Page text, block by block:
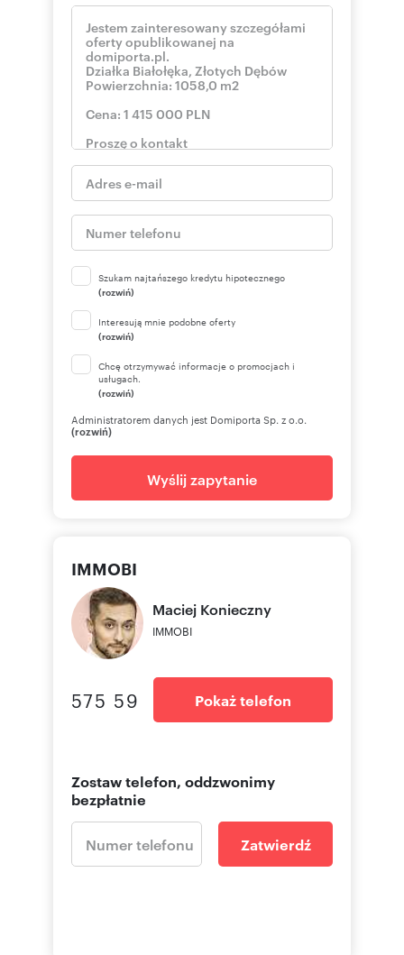
Szukam najtańszego kredytu hipotecznego
(rozwiń)
Interesują mnie podobne oferty
(rozwiń)
Chcę otrzymywać informacje o promocjach i
usługach.
(rozwiń)
Administratorem danych jest Domiporta Sp. z o.o.
(rozwiń)
Wyślij zapytanie
IMMOBI
Maciej Konieczny
IMMOBI
575 59 Pokaż telefon
Zostaw telefon, oddzwonimy
bezpłatnie
Zatwierdź